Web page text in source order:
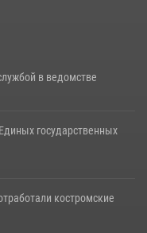
в ведомстве
государственных
костромские